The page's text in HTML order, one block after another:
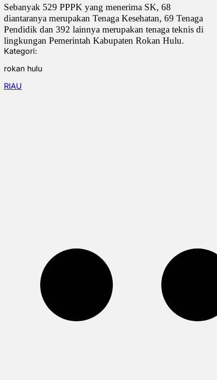
Sebanyak 529 PPPK yang menerima SK, 68
diantaranya merupakan Tenaga Kesehatan, 69 Tenaga
Pendidik dan 392 lainnya merupakan tenaga teknis di
lingkungan Pemerintah Kabupaten Rokan Hulu.
Kategori:
rokan hulu
RIAU